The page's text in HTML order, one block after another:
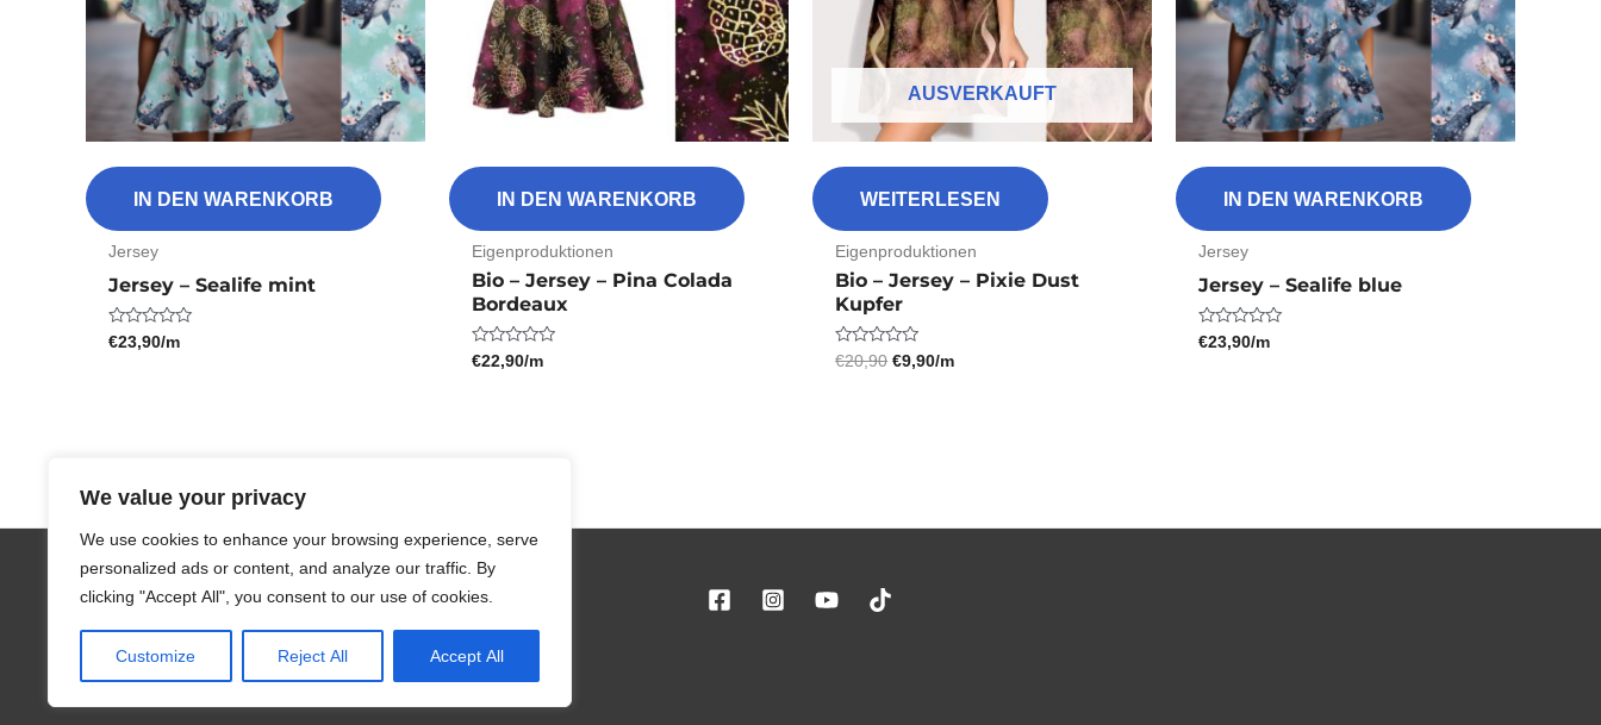
We value your privacy
We use cookies to enhance your browsing experience, serve
personalized ads or content, and analyze our traffic. By
clicking "Accept All", you consent to our use of cookies.
Customize Reject All Accept All
IN DEN WARENKORB
Jersey
Jersey – Sealife mint
Bewertet
€23,90/m
IN DEN WARENKORB
Eigenproduktionen
Bio – Jersey – Pina Colada
Bordeaux
Bewertet
€22,90/m
AUSVERKAUFT
WEITERLESEN
Eigenproduktionen
Bio – Jersey – Pixie Dust
Kupfer
Bewertet
€20,90 €9,90/m
IN DEN WARENKORB
Jersey
Jersey – Sealife blue
Bewertet
€23,90/m
Copyright © 2026 peakmade